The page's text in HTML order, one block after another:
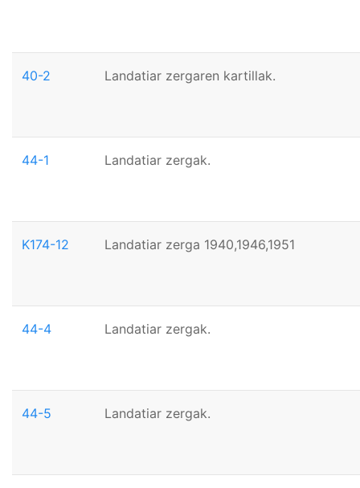
40-2 Landatiar zergaren kartillak.
44-1 Landatiar zergak.
K174-12 Landatiar zerga 1940,1946,1951
44-4 Landatiar zergak.
44-5 Landatiar zergak.